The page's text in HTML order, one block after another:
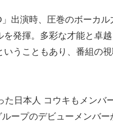
出演時、圧巻のボーカ
を発揮。多彩な才能と卓
うこともあり、番組の
た日本人 コウキもメンバ
ープのデビューメンバー